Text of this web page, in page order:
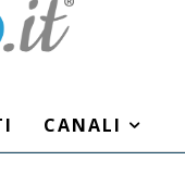
CANALI